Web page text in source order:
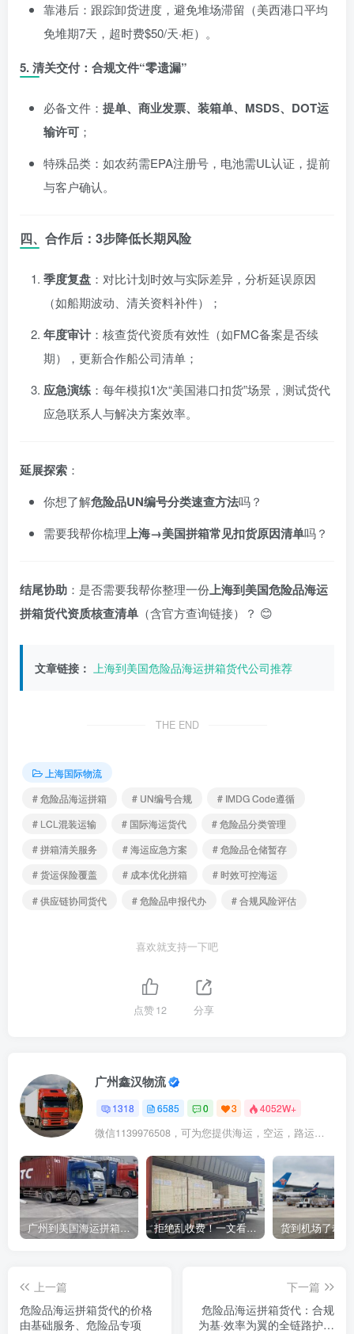
靠港后：跟踪卸货进度，避免堆场滞留（美西港口平均
免堆期7天，超时费$50/天·柜）。
5.清关交付：合规文件“零遗漏”
必备文件： 提单、商业发票、装箱单、MSDS、DOT运
输许可 ；
特殊品类：如农药需EPA注册号，电池需UL认证，提前
与客户确认。
四、合作后：3步降低长期风险
季度复盘 ：对比计划时效与实际差异，分析延误原因
（如船期波动、清关资料补件）；
年度审计：核查货代资质有效性（如FMC备案是否续
期），更新合作船公司清单；
应急演练 ：每年模拟1次“美国港口扣货”场景，测试货代
应急联系人与解决方案效率。
延展探索 ：
你想了解危险品UN编号分类速查方法吗？
需要我帮你梳理上海→美国拼箱常见扣货原因清单吗？
结尾协助 ：是否需要我帮你整理一份上海到美国危险品海运
拼箱货代资质核查清单 （含官方查询链接）？ 😊
文章链接： 上海到美国危险品海运拼箱货代公司推荐
THE END
上海国际物流
# 危险品海运拼箱
# UN编号合规
# IMDG Code遵循
# LCL混装运输
# 国际海运货代
# 危险品分类管理
# 拼箱清关服务
# 海运应急方案
# 危险品仓储暂存
# 货运保险覆盖
# 成本优化拼箱
# 时效可控海运
# 供应链协同货代
# 危险品申报代办 # 合规风险评估
喜欢就支持一下吧
点赞12 分享
广州鑫汉物流
1318 6585 0 3 4052W+
微信1139976508，可为您提供海运，空运，路运，铁路运输
广州到美国海运拼箱多少钱？2024年最新运费构成+隐藏费用避坑指南 拒绝乱收费！一文看懂中国货代计费套路，教你避开所有隐形坑
上一篇
危险品海运拼箱货代的价格
由基础服务、危险品专项
下一篇
危险品海运拼箱货代：合规
为基·效率为翼的全链路护航